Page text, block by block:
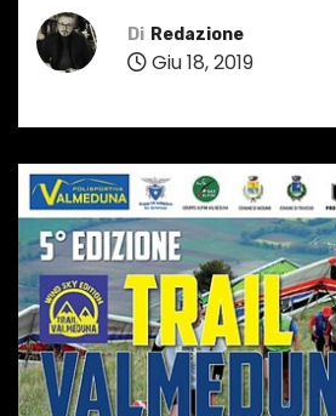
Di Redazione
Giu 18, 2019